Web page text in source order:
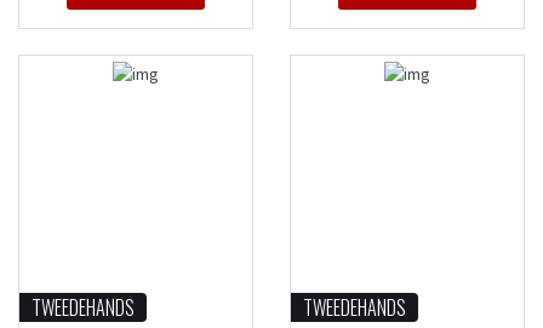
TWEEDEHANDS TWEEDEHANDS